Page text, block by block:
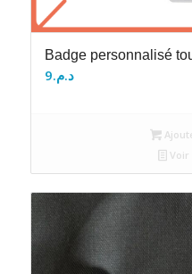
Badge personnalisé
د.م.9
Voir